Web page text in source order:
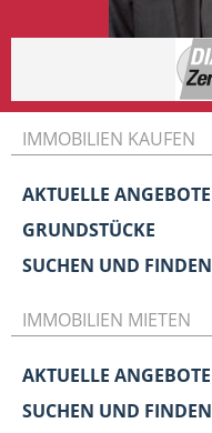
IMMOBILIEN KAUFEN
AKTUELLE ANGEBOTE
GRUNDSTÜCKE
SUCHEN UND FINDEN
IMMOBILIEN MIETEN
AKTUELLE ANGEBOTE
SUCHEN UND FINDEN